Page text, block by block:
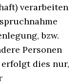
verarbeiten
bzw.
Personen
dies nur,